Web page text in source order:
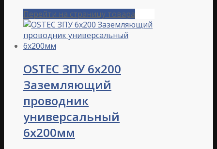
Перейти на страницу товара
OSTEC ЗПУ 6х200
Заземляющий
проводник
универсальный
6х200мм